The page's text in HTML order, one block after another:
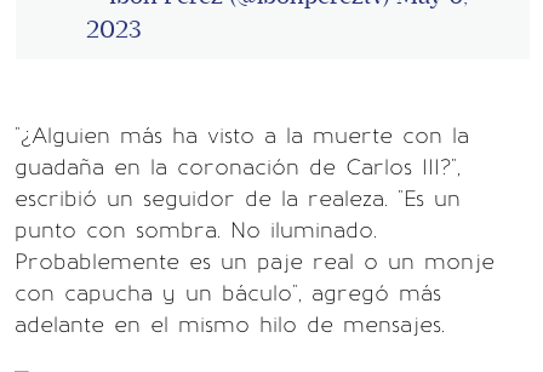
2023
"¿Alguien más ha visto a la muerte con la
guadaña en la coronación de Carlos III?",
escribió un seguidor de la realeza. "Es un
punto con sombra. No iluminado.
Probablemente es un paje real o un monje
con capucha y un báculo", agregó más
adelante en el mismo hilo de mensajes.